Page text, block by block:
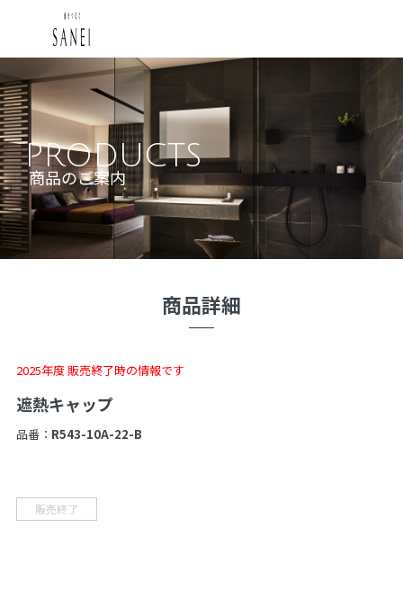
PRODUCTS
商品のご案内
商品詳細
2025年度 販売終了時の情報です
遮熱キャップ
品番： R543-10A-22-B
販売終了